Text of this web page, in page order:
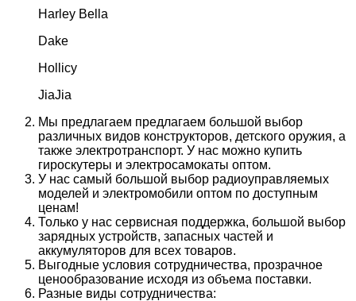
Harley Bella
Dake
Hollicy
JiaJia
Мы предлагаем предлагаем большой выбор
различных видов конструкторов, детского оружия, а
также электротранспорт. У нас можно купить
гироскутеры и электросамокаты оптом.
У нас самый большой выбор радиоуправляемых
моделей и электромобили оптом по доступным
ценам!
Только у нас сервисная поддержка, большой выбор
зарядных устройств, запасных частей и
аккумуляторов для всех товаров.
Выгодные условия сотрудничества, прозрачное
ценообразование исходя из объема поставки.
Разные виды сотрудничества: